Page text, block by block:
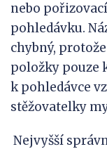
nebo
pohledávku.
chybný,
položky pouze
k pohledávce
stěžovatelky
Nejvyšší